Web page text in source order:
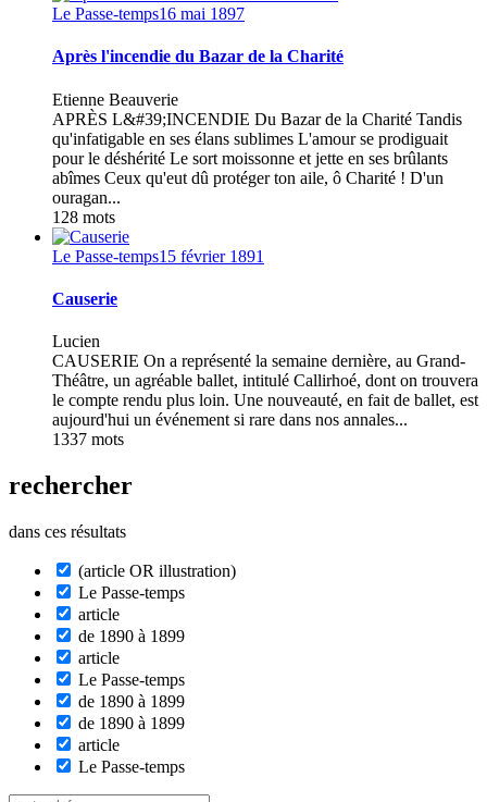
Le Passe-temps16 mai 1897
Après l'incendie du Bazar de la Charité
Etienne Beauverie
APRÈS L&#39;INCENDIE Du Bazar de la Charité Tandis
qu'infatigable en ses élans sublimes L'amour se prodiguait
pour le déshérité Le sort moissonne et jette en ses brûlants
abîmes Ceux qu'eut dû protéger ton aile, ô Charité ! D'un
ouragan...
128 mots
Le Passe-temps15 février 1891
Causerie
Lucien
CAUSERIE On a représenté la semaine dernière, au Grand-
Théâtre, un agréable ballet, intitulé Callirhoé, dont on trouvera
le compte rendu plus loin. Une nouveauté, en fait de ballet, est
aujourd'hui un événement si rare dans nos annales...
1337 mots
rechercher
dans ces résultats
(article OR illustration)
Le Passe-temps
article
de 1890 à 1899
article
Le Passe-temps
de 1890 à 1899
de 1890 à 1899
article
Le Passe-temps